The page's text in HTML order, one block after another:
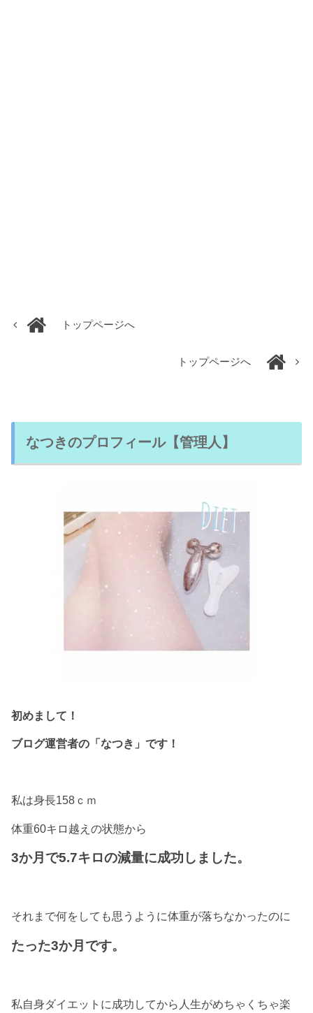
トップページへ
トップページへ
なつきのプロフィール【管理人】
初めまして！
ブログ運営者の「なつき」です！
私は身長158ｃｍ
体重60キロ越えの状態から
3か月で5.7キロの減量に成功しました。
それまで何をしても思うように体重が落ちなかったのに
たった3か月です。
私自身ダイエットに成功してから人生がめちゃくちゃ楽